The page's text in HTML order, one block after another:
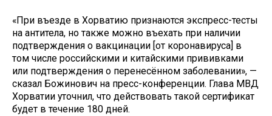
«При въезде в Хорватию признаются экспресс-тесты
на антитела, но также можно въехать при наличии
подтверждения о вакцинации [от коронавируса] в
том числе российскими и китайскими прививками
или подтверждения о перенесённом заболевании», —
сказал Божинович на пресс-конференции. Глава МВД
Хорватии уточнил, что действовать такой сертификат
будет в течение 180 дней.